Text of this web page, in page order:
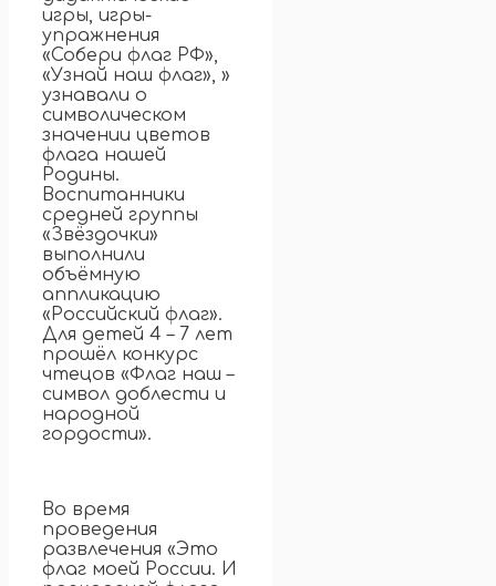
игры, игры-
упражнения
«Собери флаг РФ»,
«Узнай наш флаг», »
узнавали о
символическом
значении цветов
флага нашей
Родины.
Воспитанники
средней группы
«Звёздочки»
выполнили
объёмную
аппликацию
«Российский флаг».
Для детей 4 – 7 лет
прошёл конкурс
чтецов «Флаг наш –
символ доблести и
народной
гордости».
Во время
проведения
развлечения «Это
флаг моей России. И